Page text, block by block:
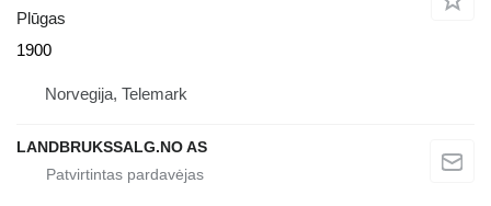
Plūgas
1900
Norvegija, Telemark
LANDBRUKSSALG.NO AS